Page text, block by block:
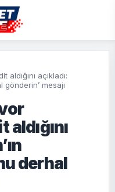
açıkladı:
gönderin’ mesajı
derhal